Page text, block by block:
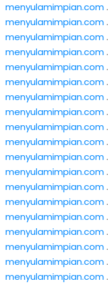
menyulamimpian.com.
menyulamimpian.com.
menyulamimpian.com.
menyulamimpian.com.
menyulamimpian.com.
menyulamimpian.com.
menyulamimpian.com.
menyulamimpian.com.
menyulamimpian.com.
menyulamimpian.com.
menyulamimpian.com.
menyulamimpian.com.
menyulamimpian.com.
menyulamimpian.com.
menyulamimpian.com.
menyulamimpian.com.
menyulamimpian.com.
menyulamimpian.com.
menyulamimpian.com.